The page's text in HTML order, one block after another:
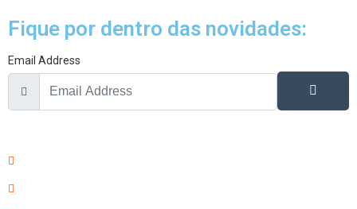
Fique por dentro das novidades:
Email Address